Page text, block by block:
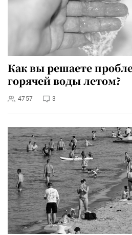
Как вы решаете
горячей воды летом?
4757 3